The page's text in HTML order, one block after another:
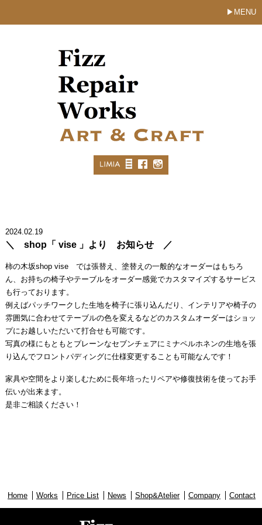
MENU
2024.02.19
＼ shop「 vise 」より お知らせ ／
柿の木坂shop vise では張替え、塗替えの一般的なオーダーはもちろ
ん、お持ちの椅子やテーブルをオーダー感覚でカスタマイズするサービス
も行っております。
例えばパッチワークした生地を椅子に張り込んだり、インテリアや椅子の
雰囲気に合わせてテーブルの色を変えるなどのカスタムオーダーはショッ
プにお越しいただいて打合せも可能です。
写真の様にもともとプレーンなセブンチェアにミナペルホネンの生地を張
り込んでフロントパディングに仕様変更することも可能なんです！
家具や空間をより楽しむために長年培ったリペアや修復技術を使ってお手
伝いが出来ます。
是非ご相談ください！
Home Works Price List News Shop&Atelier Company Contact